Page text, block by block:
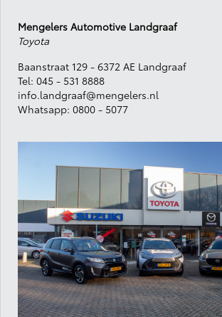
Mengelers Automotive Landgraaf
Toyota
Baanstraat 129 - 6372 AE Landgraaf
Tel: 045 - 531 8888
info.landgraaf@mengelers.nl
Whatsapp: 0800 - 5077